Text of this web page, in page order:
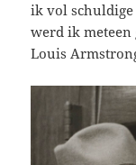
ik vol
werd ik
Louis